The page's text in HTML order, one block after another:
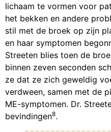
lichaam te vormen voor
het bekken en andere
stil met de broek op zijn
en haar symptomen
Streeten blies toen de
binnen zeven seconden
ze dat ze zich geweldig
verdween, samen met de
ME-symptomen. Dr.
bevindingen8.